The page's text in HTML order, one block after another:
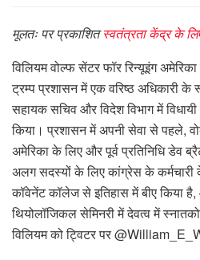
मूलतः पर प्रकाशितस्वतंत्रता केंद्र के
विलियम वोल्फ सेंटर फॉर रिन्यूइंग
ट्रम्प प्रशासन में एक वरिष्ठ अधिकारी के
सहायक सचिव और विदेश विभाग में
किया। प्रशासन में अपनी सेवा से पहले,
अमेरिका के लिए और पूर्व प्रतिनिधि डेव
अलग सदस्यों के लिए कांग्रेस के
कॉवेनेंट कॉलेज से इतिहास में बीए किया है,
थियोलॉजिकल सेमिनरी में देवत्व में
विलियम को ट्विटर पर